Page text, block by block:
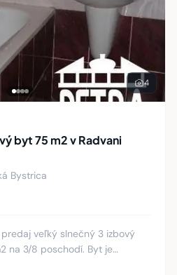
4
byt 75 m2 v Radvani
Bystrica
veľký slnečný 3 izbový
na 3/8 poschodí. Byt je